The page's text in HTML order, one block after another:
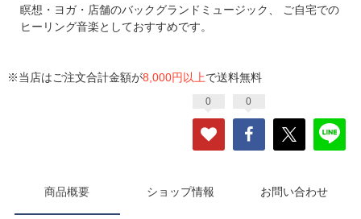
瞑想・ヨガ・店舗のバックグランドミュージック、 ご自宅での
ヒーリング音楽としておすすめです。
※当店はご注文合計金額が8,000円以上で送料無料
0 0
商品概要 ショップ情報 お問い合わせ